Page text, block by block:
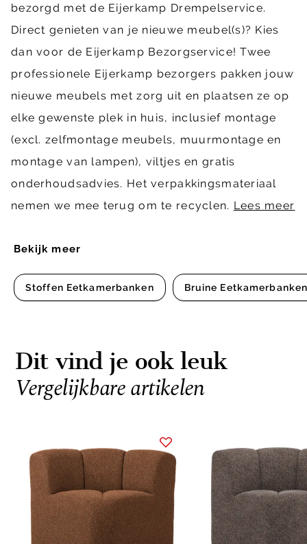
Bekijk meer
Stoffen Eetkamerbanken Bruine
bezorgd met de Eijerkamp Drempelservice.
Direct genieten van je nieuwe meubel(s)? Kies
dan voor de Eijerkamp Bezorgservice! Twee
professionele Eijerkamp bezorgers pakken jouw
nieuwe meubels met zorg uit en plaatsen ze op
elke gewenste plek in huis, inclusief montage
(excl. zelfmontage meubels, muurmontage en
montage van lampen), viltjes en gratis
onderhoudsadvies. Het verpakkingsmateriaal
nemen we mee terug om te recyclen. Lees meer
Dit vind je ook leuk
Vergelijkbare artikelen